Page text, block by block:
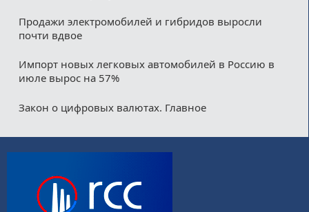
Продажи электромобилей и гибридов выросли
почти вдвое
Импорт новых легковых автомобилей в Россию в
июле вырос на 57%
Закон о цифровых валютах. Главное